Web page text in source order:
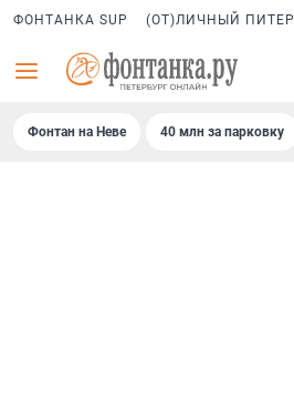
ФОНТАНКА SUP (ОТ)ЛИЧНЫЙ ПИТЕР
Фонтан на Неве 40 млн за парковку